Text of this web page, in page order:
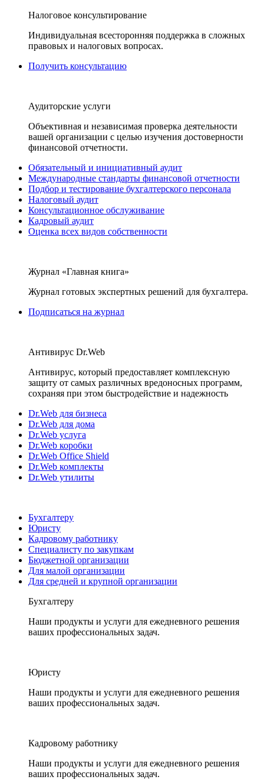
Налоговое консультирование
Индивидуальная всесторонняя поддержка в сложных
правовых и налоговых вопросах.
Получить консультацию
Аудиторские услуги
Объективная и независимая проверка деятельности
вашей организации с целью изучения достоверности
финансовой отчетности.
Обязательный и инициативный аудит
Международные стандарты финансовой отчетности
Подбор и тестирование бухгалтерского персонала
Налоговый аудит
Консультационное обслуживание
Кадровый аудит
Оценка всех видов собственности
Журнал «Главная книга»
Журнал готовых экспертных решений для бухгалтера.
Подписаться на журнал
Антивирус Dr.Web
Антивирус, который предоставляет комплексную
защиту от самых различных вредоносных программ,
сохраняя при этом быстродействие и надежность
Dr.Web для бизнеса
Dr.Web для дома
Dr.Web услуга
Dr.Web коробки
Dr.Web Office Shield
Dr.Web комплекты
Dr.Web утилиты
Бухгалтеру
Юристу
Кадровому работнику
Специалисту по закупкам
Бюджетной организации
Для малой организации
Для средней и крупной организации
Бухгалтеру
Наши продукты и услуги для ежедневного решения
ваших профессиональных задач.
Юристу
Наши продукты и услуги для ежедневного решения
ваших профессиональных задач.
Кадровому работнику
Наши продукты и услуги для ежедневного решения
ваших профессиональных задач.